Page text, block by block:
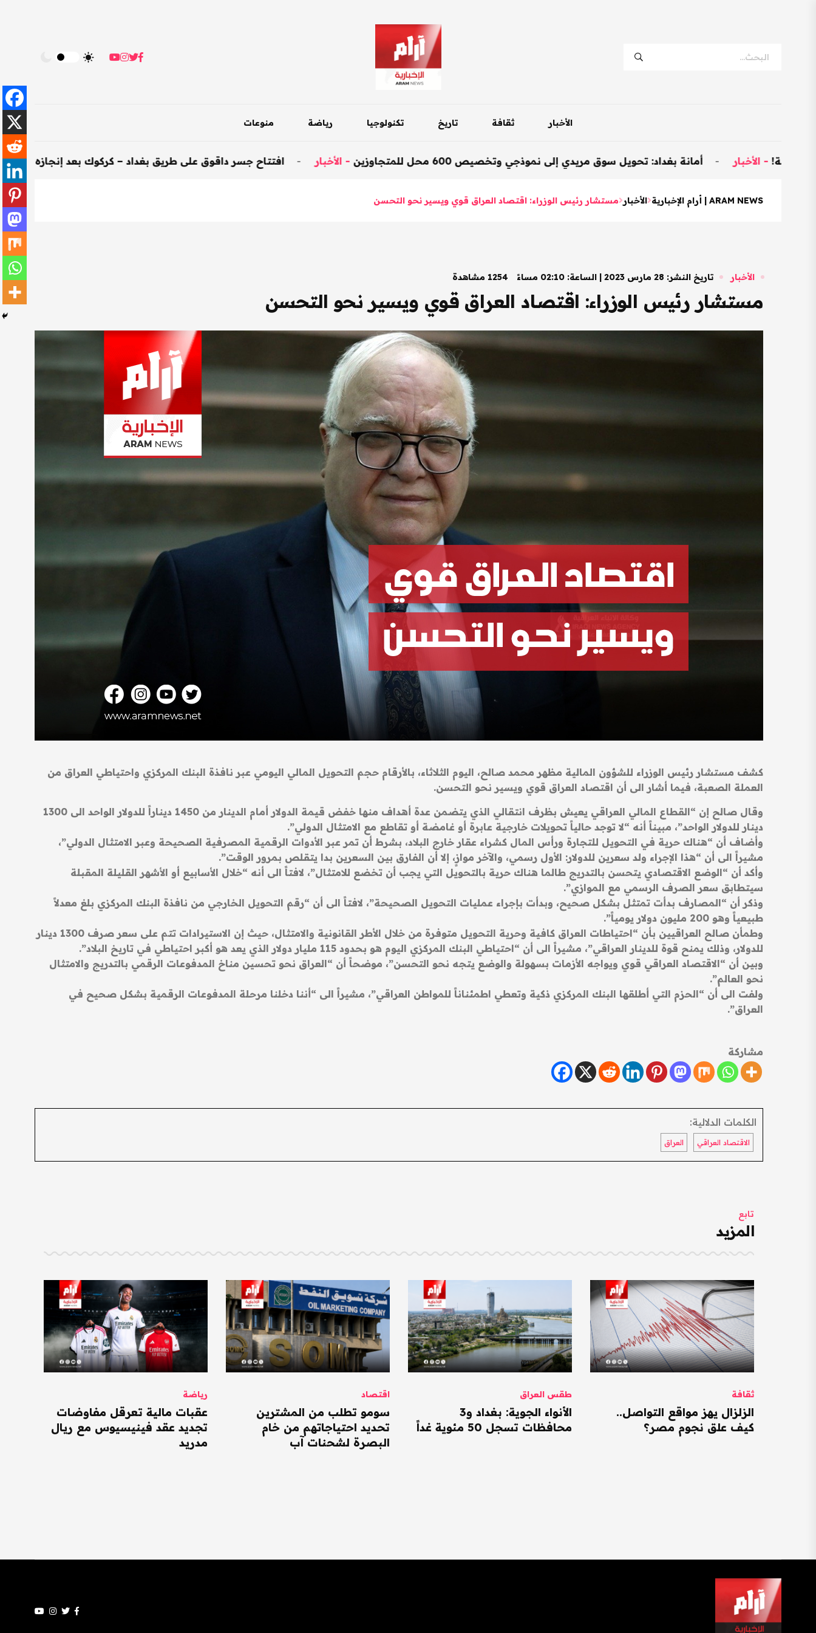
الأخبار ثقافة تاريخ تكنولوجيا رياضة منوعات
افتتاح جسر داقوق على طريق بغداد – كركوك بعد إنجازه خلال 200 يوم - - أمانة بغداد: تحويل سوق مريدي إلى نموذجي وتخصيص 600 محل للمتجاوزين -الأخبار -
ARAM NEWS | أرام الإخبارية الأخبار مستشار رئيس الوزراء: اقتصاد العراق قوي ويسير نحو التحسن
الأخبار تاريخ النشر: 28 مارس 2023 | الساعة: 02:10 مساءً 1254 مشاهدة
مستشار رئيس الوزراء: اقتصاد العراق قوي ويسير نحو التحسن
كشف مستشار رئيس الوزراء للشؤون المالية مظهر محمد صالح، اليوم الثلاثاء، بالأرقام حجم التحويل المالي اليومي عبر نافذة البنك المركزي واحتياطي العراق من
العملة الصعبة، فيما أشار الى أن اقتصاد العراق قوي ويسير نحو التحسن.
وقال صالح إن “القطاع المالي العراقي يعيش بظرف انتقالي الذي يتضمن عدة أهداف منها خفض قيمة الدولار أمام الدينار من 1450 ديناراً للدولار الواحد الى 1300
دينار للدولار الواحد”، مبيناً أنه “لا توجد حالياً تحويلات خارجية عابرة أو غامضة أو تقاطع مع الامتثال الدولي”.
وأضاف أن “هناك حرية في التحويل للتجارة ورأس المال كشراء عقار خارج البلاد، بشرط أن تمر عبر الأدوات الرقمية المصرفية الصحيحة وعبر الامتثال الدولي”،
مشيراً الى أن “هذا الإجراء ولد سعرين للدولار: الأول رسمي، والآخر موازٍ، إلا أن الفارق بين السعرين بدا يتقلص بمرور الوقت”.
وأكد أن “الوضع الاقتصادي يتحسن بالتدريج طالما هناك حرية بالتحويل التي يجب أن تخضع للامتثال”، لافتاً الى أنه “خلال الأسابيع أو الأشهر القليلة المقبلة
سيتطابق سعر الصرف الرسمي مع الموازي”.
وذكر أن “المصارف بدأت تمتثل بشكل صحيح، وبدأت بإجراء عمليات التحويل الصحيحة”، لافتاً الى أن “رقم التحويل الخارجي من نافذة البنك المركزي بلغ معدلاً
طبيعياً وهو 200 مليون دولار يومياً”.
وطمأن صالح العراقيين بأن “احتياطات العراق كافية وحرية التحويل متوفرة من خلال الأطر القانونية والامتثال، حيث إن الاستيرادات تتم على سعر صرف 1300 دينار
للدولار، وذلك يمنح قوة للدينار العراقي”، مشيراً الى أن “احتياطي البنك المركزي اليوم هو بحدود 115 مليار دولار الذي يعد هو أكبر احتياطي في تاريخ البلاد”.
وبين أن “الاقتصاد العراقي قوي ويواجه الأزمات بسهولة والوضع يتجه نحو التحسن”، موضحاً أن “العراق نحو تحسين مناخ المدفوعات الرقمي بالتدريج والامتثال
نحو العالم”.
ولفت الى أن “الحزم التي أطلقها البنك المركزي ذكية وتعطي اطمئناناً للمواطن العراقي”، مشيراً الى “أننا دخلنا مرحلة المدفوعات الرقمية بشكل صحيح في
العراق”.
مشاركة
الكلمات الدلالية:
الاقتصاد العراقي العراق
تابع
المزيد
ثقافة
الزلزال يهز مواقع التواصل..
كيف علق نجوم مصر؟
طقس العراق
الأنواء الجوية: بغداد و3
محافظات تسجل 50 مئوية غداً
اقتصاد
سومو تطلب من المشترين
تحديد احتياجاتهم من خام
البصرة لشحنات آب
رياضة
عقبات مالية تعرقل مفاوضات
تجديد عقد فينيسيوس مع ريال
مدريد